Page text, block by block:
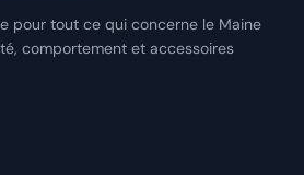
pour tout ce qui concerne le Maine
comportement et accessoires